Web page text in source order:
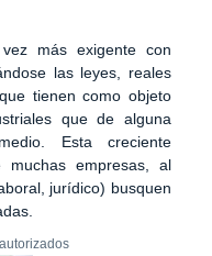
más exigente con
las leyes, reales
tienen como objeto
que de alguna
Esta creciente
muchas empresas, al
jurídico) busquen